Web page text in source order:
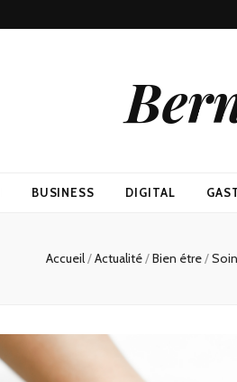
BUSINESS DIGITAL
Accueil/Actualité/Bien étre/